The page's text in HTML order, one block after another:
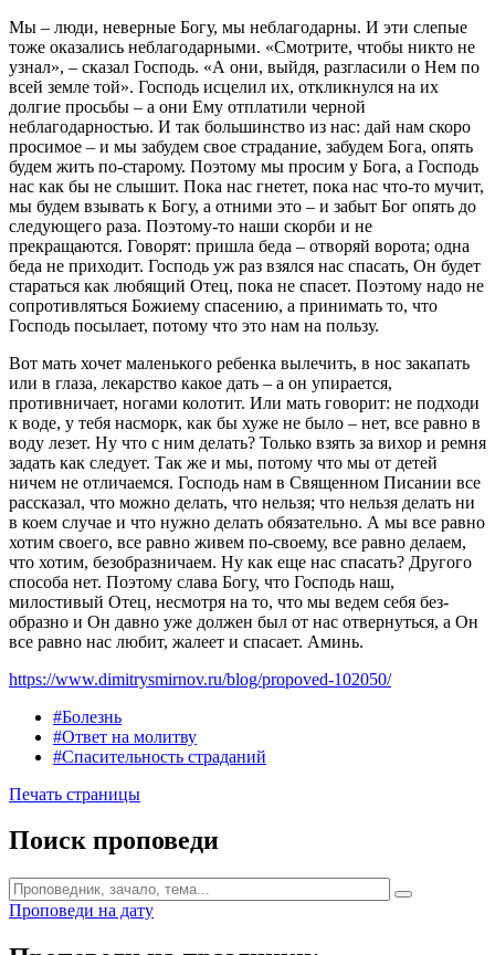
Мы – люди, неверные Богу, мы неблагодарны. И эти слепые
тоже оказались неблагодарными. «Смотрите, чтобы никто не
узнал», – сказал Господь. «А они, выйдя, разгласили о Нем по
всей земле той». Господь исцелил их, откликнулся на их
долгие просьбы – а они Ему отплатили черной
неблагодарностью. И так большинство из нас: дай нам скоро
просимое – и мы забудем свое страдание, забудем Бога, опять
будем жить по-старому. Поэтому мы просим у Бога, а Господь
нас как бы не слышит. Пока нас гнетет, пока нас что-то мучит,
мы будем взывать к Богу, а отними это – и забыт Бог опять до
следующего раза. Поэтому-то наши скорби и не
прекращаются. Говорят: пришла беда – отворяй ворота; одна
беда не приходит. Господь уж раз взялся нас спасать, Он будет
стараться как любящий Отец, пока не спасет. Поэтому надо не
сопротивляться Божиему спасению, а принимать то, что
Господь посылает, потому что это нам на пользу.
Вот мать хочет маленького ребенка вылечить, в нос закапать
или в глаза, лекарство какое дать – а он упирается,
противничает, ногами колотит. Или мать говорит: не подходи
к воде, у тебя насморк, как бы хуже не было – нет, все равно в
воду лезет. Ну что с ним делать? Только взять за вихор и ремня
задать как следует. Так же и мы, потому что мы от детей
ничем не отличаемся. Господь нам в Священном Писании все
рассказал, что можно делать, что нельзя; что нельзя делать ни
в коем случае и что нужно делать обязательно. А мы все равно
хотим своего, все равно живем по-своему, все равно делаем,
что хотим, безобразничаем. Ну как еще нас спасать? Другого
способа нет. Поэтому слава Богу, что Господь наш,
милостивый Отец, несмотря на то, что мы ведем себя без-
образно и Он давно уже должен был от нас отвернуться, а Он
все равно нас любит, жалеет и спасает. Аминь.
https://www.dimitrysmirnov.ru/blog/propoved-102050/
#Болезнь
#Ответ на молитву
#Спасительность страданий
Печать страницы
Поиск проповеди
Проповеди на дату